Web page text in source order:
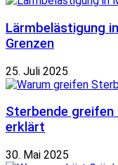
Lärmbelästigung
Grenzen
25. Juli 2025
Sterbende greifen
erklärt
30. Mai 2025